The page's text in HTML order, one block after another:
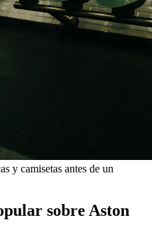
y camisetas antes de un
sobre Aston